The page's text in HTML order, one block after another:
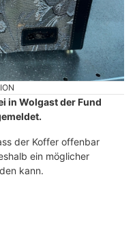
in Wolgast der Fund
der Koffer offenbar
ein möglicher
kann.